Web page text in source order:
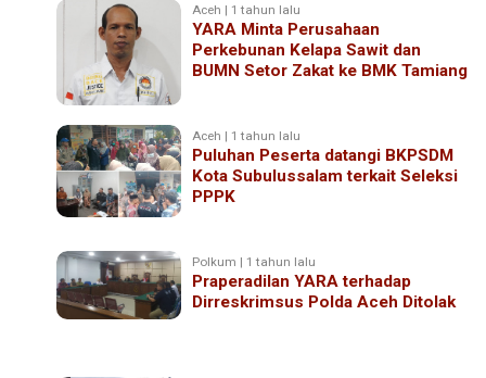
Aceh | 1 tahun lalu
YARA Minta Perusahaan
Perkebunan Kelapa Sawit dan
BUMN Setor Zakat ke BMK Tamiang
Aceh | 1 tahun lalu
Puluhan Peserta datangi BKPSDM
Kota Subulussalam terkait Seleksi
PPPK
Polkum | 1 tahun lalu
Praperadilan YARA terhadap
Dirreskrimsus Polda Aceh Ditolak